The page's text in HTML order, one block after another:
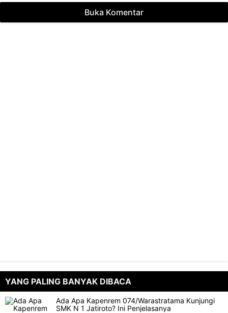
Buka Komentar
YANG PALING BANYAK DIBACA
Ada Apa Kapenrem 074/Warastratama Kunjungi
SMK N 1 Jatiroto? Ini Penjelasanya